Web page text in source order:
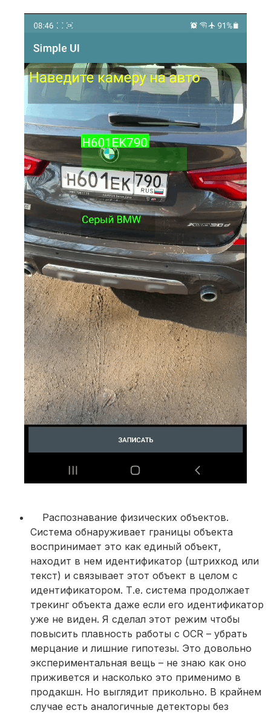
Распознавание физических объектов.
Система обнаруживает границы объекта
воспринимает это как единый объект,
находит в нем идентификатор (штрихкод или
текст) и связывает этот объект в целом с
идентификатором. Т.е. система продолжает
трекинг объекта даже если его идентификатор
уже не виден. Я сделал этот режим чтобы
повысить плавность работы с OCR – убрать
мерцание и лишние гипотезы. Это довольно
экспериментальная вещь – не знаю как оно
приживется и насколько это применимо в
продакшн. Но выглядит прикольно. В крайнем
случае есть аналогичные детекторы без